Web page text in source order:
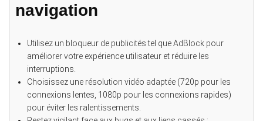
navigation
Utilisez un bloqueur de publicités tel que AdBlock pour
améliorer votre expérience utilisateur et réduire les
interruptions.
Choisissez une résolution vidéo adaptée (720p pour les
connexions lentes, 1080p pour les connexions rapides)
pour éviter les ralentissements.